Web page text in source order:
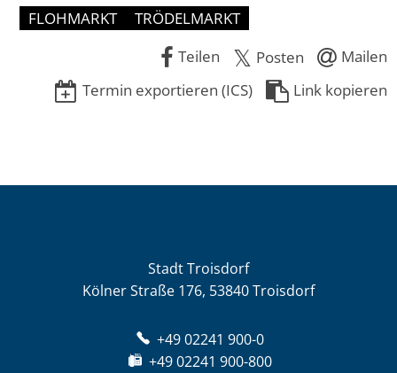
FLOHMARKT
TRÖDELMARKT
Teilen
Posten
Mailen
Termin exportieren (ICS)
Link kopieren
Stadt Troisdorf
Kölner Straße 176, 53840 Troisdorf
+49 02241 900-0
+49 02241 900-800